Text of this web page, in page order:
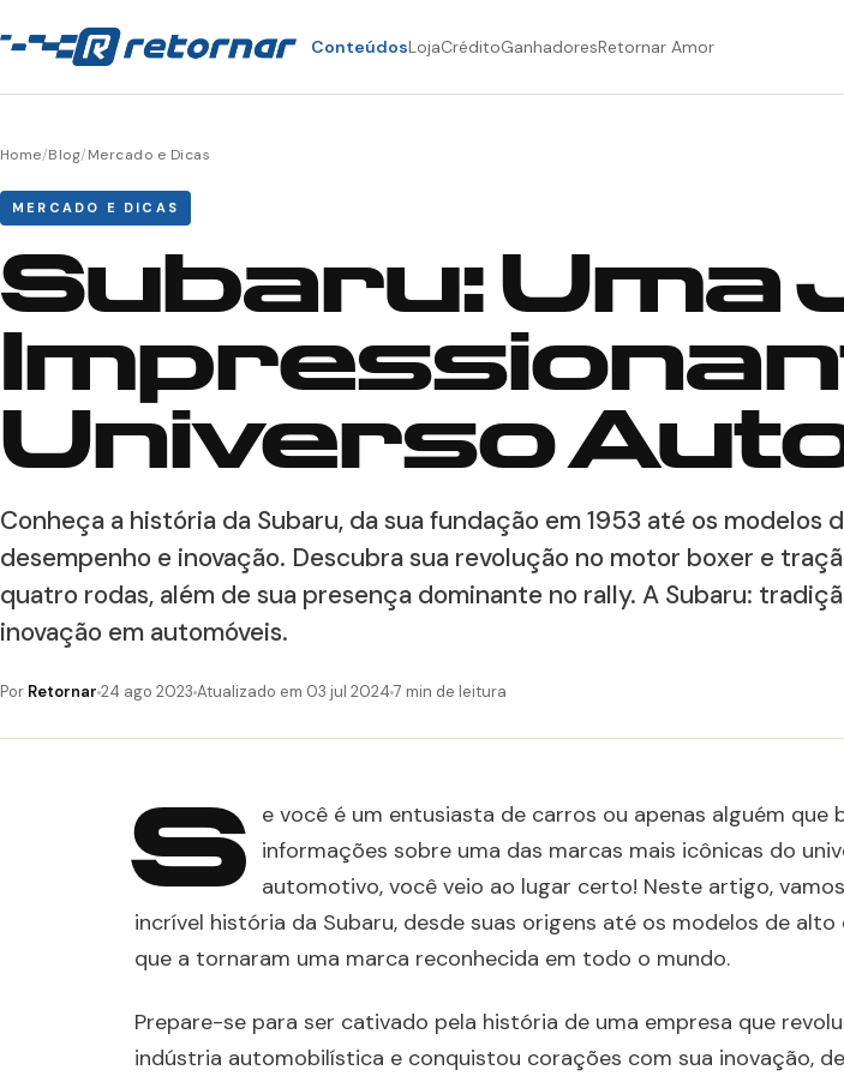
ConteúdosLojaCréditoGanhadoresRetornar Amor
Home/Blog/Mercado e Dicas
MERCADO E DICAS
Subaru: Uma
Universo
Conheça a história da Subaru, da sua fundação em 1953 até os modelos
desempenho e inovação. Descubra sua revolução no motor boxer e
quatro rodas, além de sua presença dominante no rally. A Subaru:
inovação em automóveis.
Por Retornar 24 ago 2023 Atualizado em 03 jul 2024 7 min de leitura
S e você é um entusiasta de carros ou apenas alguém que
informações sobre uma das marcas mais icônicas do
automotivo, você veio ao lugar certo! Neste artigo,
incrível história da Subaru, desde suas origens até os modelos de alto
que a tornaram uma marca reconhecida em todo o mundo.
Prepare-se para ser cativado pela história de uma empresa que
indústria automobilística e conquistou corações com sua inovação,